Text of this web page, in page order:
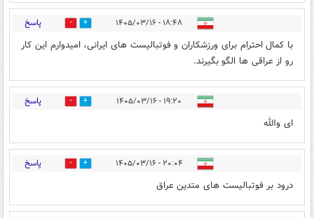
۱۸:۴۸ - ۱۴۰۵/۰۳/۱۶ 5 پاسخ
با کمال احترام برای ورزشکاران و فوتبالیست های ایرانی، امیدوارم این کار
رو از عراقی ها الگو بگیرند.
۱۹:۲۰ - ۱۴۰۵/۰۳/۱۶ 6 پاسخ
ای والله
۲۰:۰۴ - ۱۴۰۵/۰۳/۱۶ 5 پاسخ
درود بر فوتبالیست های متدین عراق